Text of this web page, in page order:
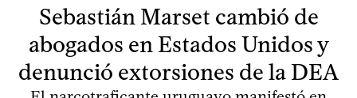
Sebastián Marset cambió de
abogados en Estados Unidos y
denunció extorsiones de la DEA